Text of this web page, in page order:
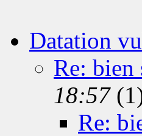
Datation
Re: bien
18:57
Re: